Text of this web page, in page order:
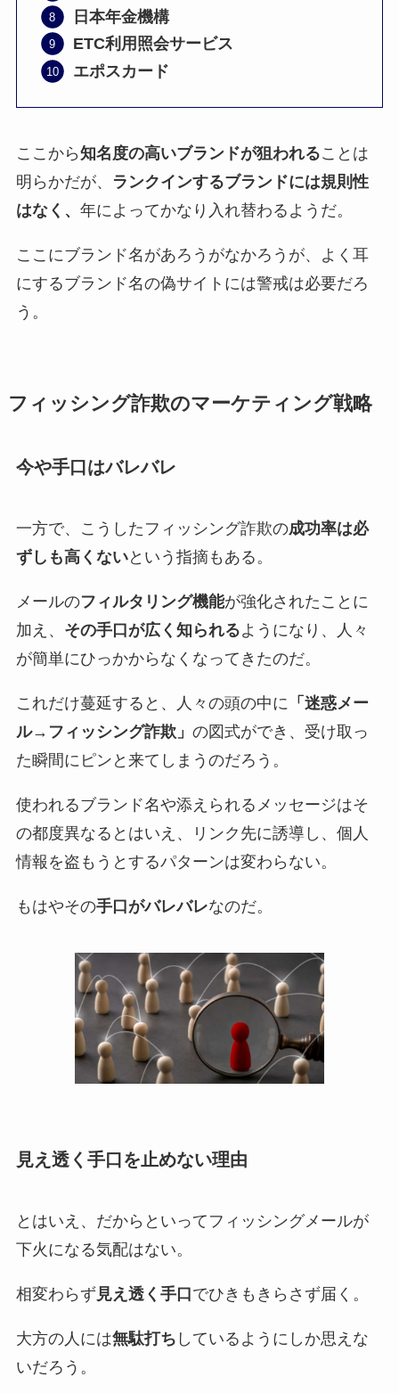
日本年金機構
ETC利用照会サービス
エポスカード
ここから知名度の高いブランドが狙われることは
明らかだが、
ランクインするブランドには規則性
はなく、 年によってかなり入れ替わるようだ。
ここにブランド名があろうがなかろうが、よく耳
にするブランド名の偽サイトには警戒は必要だろ
う。
フィッシング詐欺のマーケティング戦略
今や手口はバレバレ
一方で、こうしたフィッシング詐欺の成功率は必
ずしも高くないという指摘もある。
メールのフィルタリング機能が強化されたことに
加え、 その手口が広く知られるようになり、人々
が簡単にひっかからなくなってきたのだ。
これだけ蔓延すると、人々の頭の中に 「迷惑メー
ル→フィッシング詐欺」 の図式ができ、受け取っ
た瞬間にピンと来てしまうのだろう。
使われるブランド名や添えられるメッセージはそ
の都度異なるとはいえ、リンク先に誘導し、個人
情報を盗もうとするパターンは変わらない。
もはやその手口がバレバレなのだ。
見え透く手口を止めない理由
とはいえ、だからといってフィッシングメールが
下火になる気配はない。
相変わらず見え透く手口でひきもきらさず届く。
大方の人には無駄打ち しているようにしか思えな
いだろう。